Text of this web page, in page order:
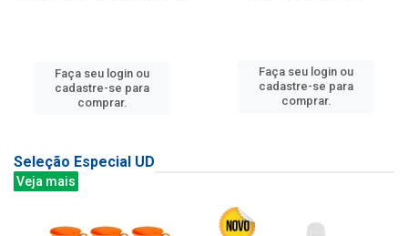
Faça seu login ou
cadastre-se para
comprar.
Faça seu login ou
cadastre-se para
comprar.
Seleção Especial UD
Veja mais